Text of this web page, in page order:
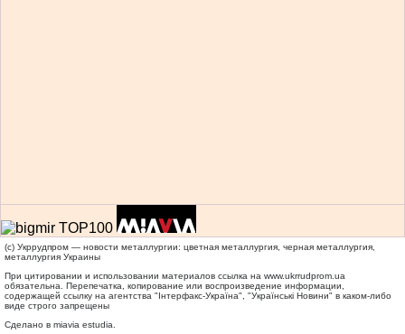
(c) Укррудпром — новости металлургии: цветная металлургия, черная металлургия,
металлургия Украины
При цитировании и использовании материалов ссылка на www.ukrrudprom.ua
обязательна. Перепечатка, копирование или воспроизведение информации,
содержащей ссылку на агентства "Iнтерфакс-Україна", "Українськi Новини" в каком-либо
виде строго запрещены
Сделано в miavia estudia.